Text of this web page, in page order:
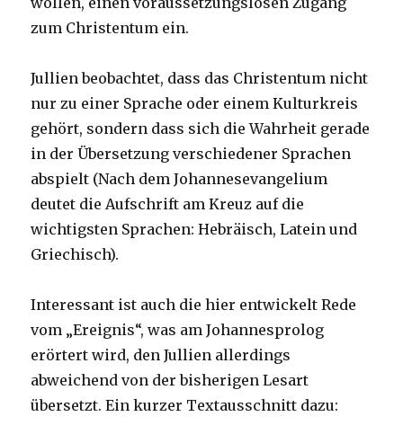
zum Christentum ein.
Jullien beobachtet, dass das Christentum nicht
nur zu einer Sprache oder einem Kulturkreis
gehört, sondern dass sich die Wahrheit gerade
in der Übersetzung verschiedener Sprachen
abspielt (Nach dem Johannesevangelium
deutet die Aufschrift am Kreuz auf die
wichtigsten Sprachen: Hebräisch, Latein und
Griechisch).
Interessant ist auch die hier entwickelt Rede
vom „Ereignis“, was am Johannesprolog
erörtert wird, den Jullien allerdings
abweichend von der bisherigen Lesart
übersetzt. Ein kurzer Textausschnitt dazu: